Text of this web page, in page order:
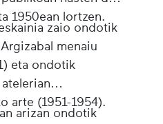
1950ean lortzen.
zaio ondotik
menaiu
eta ondotik
arte (1951-1954).
arizan ondotik